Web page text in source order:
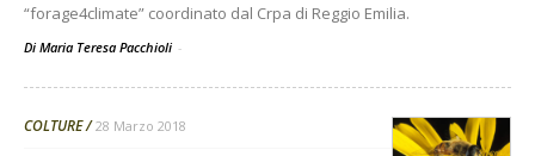
“forage4climate” coordinato dal Crpa di Reggio Emilia.
Di Maria Teresa Pacchioli -
COLTURE 28 Marzo 2018